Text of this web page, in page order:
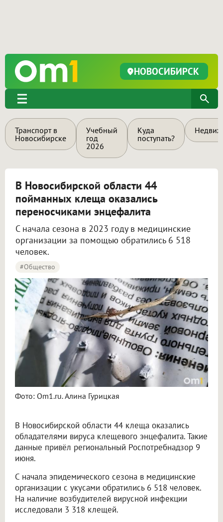
НОВОСИБИРСК
Транспорт в
Новосибирске
Учебный
год
2026
Куда
поступать?
В Новосибирской области 44
пойманных клеща оказались
переносчиками энцефалита
С начала сезона в 2023 году в медицинские
организации за помощью обратились 6 518
человек.
#Общество
Фото: Om1.ru. Алина Гурицкая
В Новосибирской области 44 клеща оказались
обладателями вируса клещевого энцефалита. Такие
данные привёл региональный Роспотребнадзор 9
июня.
С начала эпидемического сезона в медицинские
организации с укусами обратились 6 518 человек.
На наличие возбудителей вирусной инфекции
исследовали 3 318 клещей.